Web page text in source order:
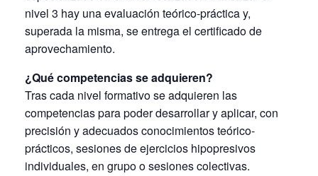
nivel 3 hay una evaluación teórico-práctica y,
superada la misma, se entrega el certificado de
aprovechamiento.
¿Qué competencias se adquieren?
Tras cada nivel formativo se adquieren las
competencias para poder desarrollar y aplicar, con
precisión y adecuados conocimientos teórico-
prácticos, sesiones de ejercicios hipopresivos
individuales, en grupo o sesiones colectivas.